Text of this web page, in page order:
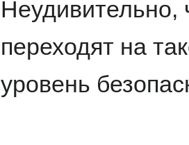
Неудивительно,
переходят на
уровень